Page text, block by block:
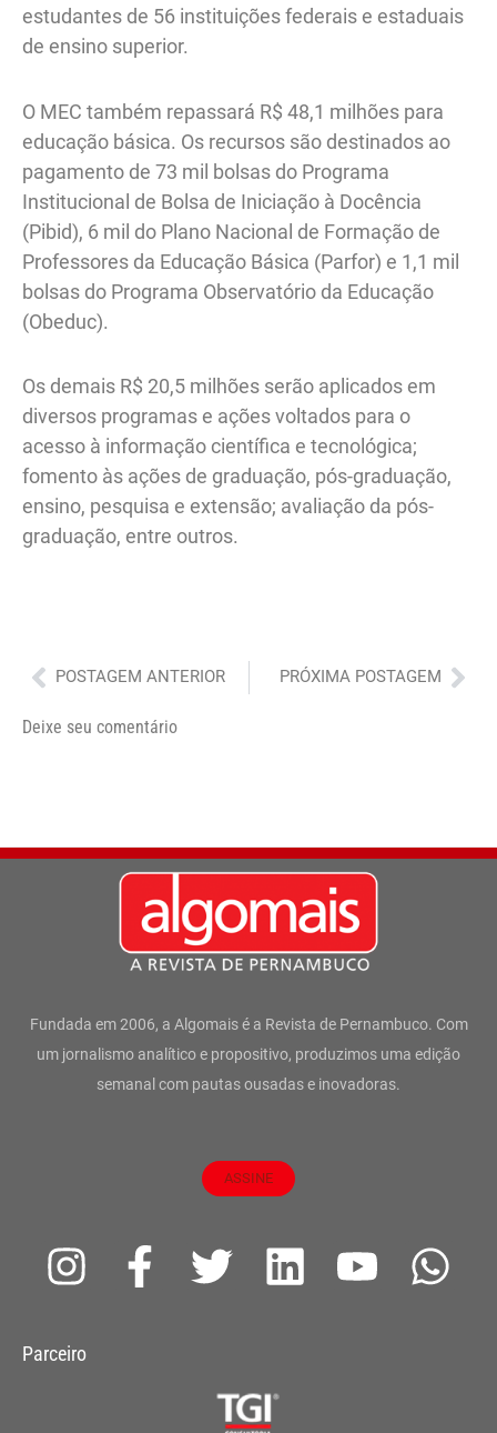
estudantes de 56 instituições federais e estaduais
de ensino superior.
O MEC também repassará R$ 48,1 milhões para
educação básica. Os recursos são destinados ao
pagamento de 73 mil bolsas do Programa
Institucional de Bolsa de Iniciação à Docência
(Pibid), 6 mil do Plano Nacional de Formação de
Professores da Educação Básica (Parfor) e 1,1 mil
bolsas do Programa Observatório da Educação
(Obeduc).
Os demais R$ 20,5 milhões serão aplicados em
diversos programas e ações voltados para o
acesso à informação científica e tecnológica;
fomento às ações de graduação, pós-graduação,
ensino, pesquisa e extensão; avaliação da pós-
graduação, entre outros.
Anterior
POSTAGEM ANTERIOR PRÓXIMA POSTAGEM
Deixe seu comentário
Fundada em 2006, a Algomais é a Revista de Pernambuco. Com
um jornalismo analítico e propositivo, produzimos uma edição
semanal com pautas ousadas e inovadoras.
ASSINE
I
s
F
a
T
t
L
Y
W
Parceiro